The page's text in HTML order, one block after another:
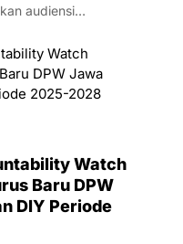
audiensi…
Watch
Baru DPW
DIY Periode